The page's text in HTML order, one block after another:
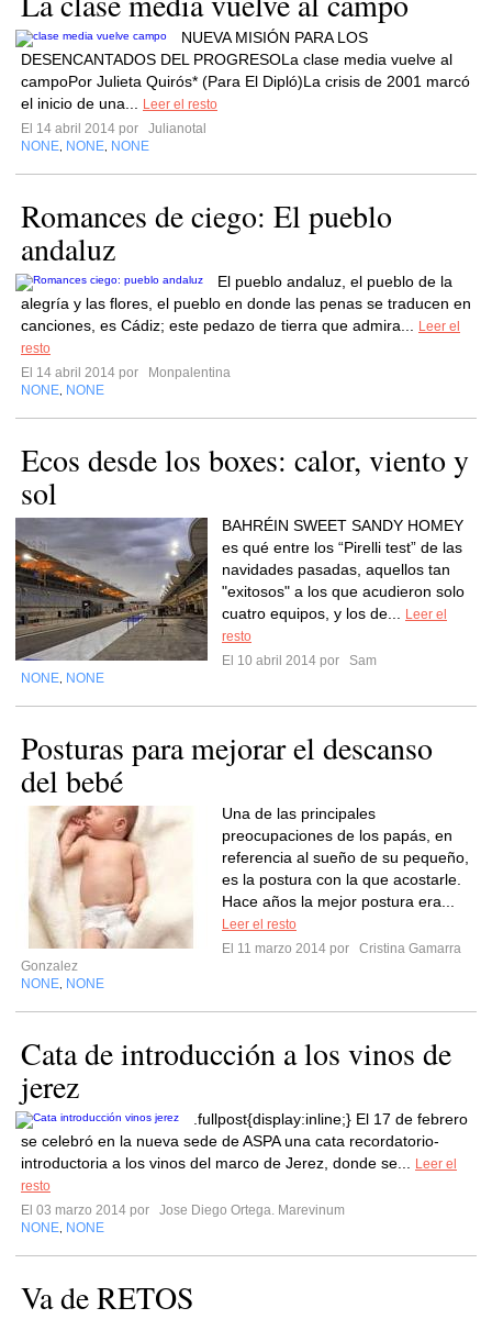
NUEVA MISIÓN PARA LOS
DESENCANTADOS DEL PROGRESOLa clase media vuelve al
campoPor Julieta Quirós* (Para El Dipló)La crisis de 2001 marcó
el inicio de una...
Leer el resto
El 14 abril 2014 por
Julianotal
NONE NONE NONE
Romances de ciego: El pueblo
andaluz
El pueblo andaluz, el pueblo de la
alegría y las flores, el pueblo en donde las penas se traducen en
canciones, es Cádiz; este pedazo de tierra que admira...
Leer el
resto
El 14 abril 2014 por
Monpalentina
NONE NONE
Ecos desde los boxes: calor, viento y
sol
BAHRÉIN SWEET SANDY HOMEY
es qué entre los “Pirelli test” de las
navidades pasadas, aquellos tan
"exitosos" a los que acudieron solo
cuatro equipos, y los de...
Leer el
resto
El 10 abril 2014 por
Sam
NONE NONE
Posturas para mejorar el descanso
del bebé
Una de las principales
preocupaciones de los papás, en
referencia al sueño de su pequeño,
es la postura con la que acostarle.
Hace años la mejor postura era...
Leer el resto
El 11 marzo 2014 por
Cristina Gamarra
Gonzalez
NONE NONE
Cata de introducción a los vinos de
jerez
.fullpost{display:inline;} El 17 de febrero
se celebró en la nueva sede de ASPA una cata recordatorio-
introductoria a los vinos del marco de Jerez, donde se...
Leer el
resto
El 03 marzo 2014 por
Jose Diego Ortega. Marevinum
NONE NONE
Va de RETOS